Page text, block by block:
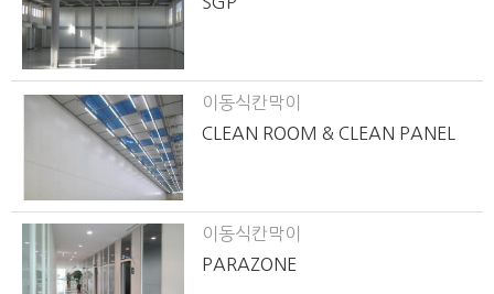
이동식칸막이
CLEAN ROOM & CLEAN PANEL
이동식칸막이
PARAZONE